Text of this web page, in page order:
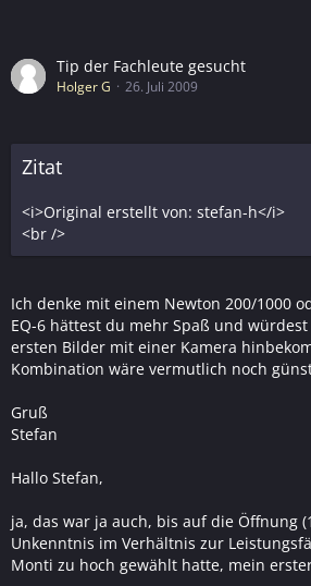
Tip der Fachleute gesucht
Holger G 26. Juli 2009
Zitat
<i>Original erstellt von: stefan-h</i>
<br />
Ich denke mit einem Newton 200/1000
EQ-6 hättest du mehr Spaß und
ersten Bilder mit einer Kamera
Kombination wäre vermutlich noch
Gruß
Stefan
Hallo Stefan,
ja, das war ja auch, bis auf die Öffnung
Unkenntnis im Verhältnis zur
Monti zu hoch gewählt hatte, mein